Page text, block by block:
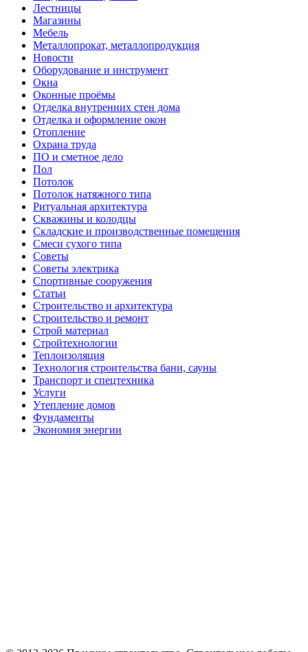
Лестницы
Магазины
Мебель
Металлопрокат, металлопродукция
Новости
Оборудование и инструмент
Окна
Оконные проёмы
Отделка внутренних стен дома
Отделка и оформление окон
Отопление
Охрана труда
ПО и сметное дело
Пол
Потолок
Потолок натяжного типа
Ритуальная архитектура
Скважины и колодцы
Складские и производственные помещения
Смеси сухого типа
Советы
Советы электрика
Спортивные сооружения
Статьи
Строительство и архитектура
Строительство и ремонт
Строй материал
Стройтехнологии
Теплоизоляция
Технология строительства бани, сауны
Транспорт и спецтехника
Услуги
Утепление домов
Фундаменты
Экономия энергии